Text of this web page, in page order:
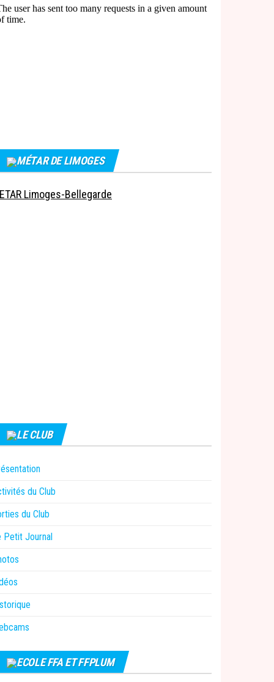
MÉTAR DE LIMOGES
Limoges-Bellegarde
LE CLUB
du Club
du Club
Petit Journal
ECOLE FFA ET FFPLUM